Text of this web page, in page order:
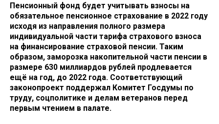
Пенсионный фонд будет учитывать взносы на
обязательное пенсионное страхование в 2022 году
исходя из направления полного размера
индивидуальной части тарифа страхового взноса
на финансирование страховой пенсии. Таким
образом, заморозка накопительной части пенсии в
размере 630 миллиардов рублей продлевается
ещё на год, до 2022 года. Соответствующий
законопроект поддержал Комитет Госдумы по
труду, соцполитике и делам ветеранов перед
первым чтением в палате.